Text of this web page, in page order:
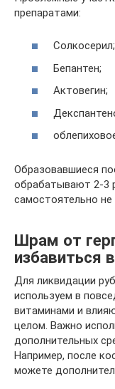
препаратами:
Солкосерил;
Бепантен;
Актовегин;
Образовавшиеся
обрабатывают 2-3
самостоятельно не
Шрам от
избавиться
Для ликвидации
используем в
витаминами и
целом. Важно
дополнительных
Например, после
можете